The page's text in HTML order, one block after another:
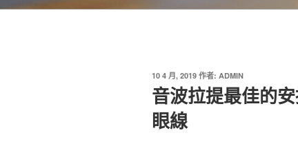
發
佈
於
10 4 月, 2019 作者: ADMIN
音波拉提最佳的
眼線